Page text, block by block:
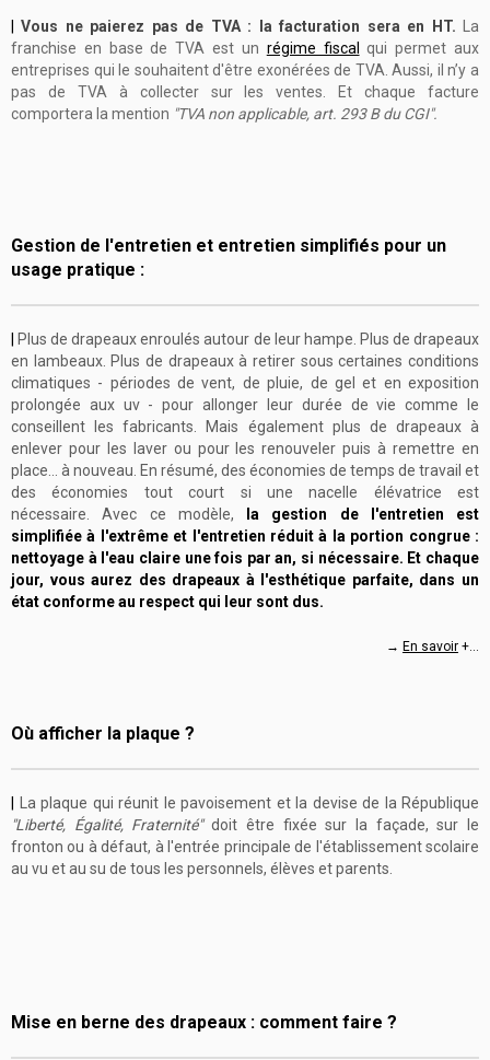
|Vous ne paierez pas de TVA : la facturation sera en HT. La
franchise en base de TVA est un régime fiscal
qui permet aux
entreprises qui le souhaitent d'être exonérées de TVA. Aussi, il n’y a
pas de TVA à collecter sur les ventes. Et chaque facture
comportera la mention "TVA non applicable, art. 293 B du CGI".
Gestion de l'entretien et entretien simplifiés pour un
usage pratique :
Plus de drapeaux enroulés autour de leur hampe. Plus de drapeaux
en lambeaux. Plus de drapeaux à retirer sous certaines conditions
climatiques - périodes de vent, de pluie, de gel et en exposition
prolongée aux uv - pour allonger leur durée de vie comme le
conseillent les fabricants. Mais également plus de drapeaux à
enlever pour les laver ou pour les renouveler puis à remettre en
place... à nouveau. En résumé, des économies de temps de travail et
des économies tout court si une nacelle élévatrice est
nécessaire. Avec ce modèle,
la gestion de l'entretien est
simplifiée à l'extrême et l'entretien réduit à la portion congrue :
nettoyage à l'eau claire une fois par an, si nécessaire. Et chaque
jour, vous aurez des drapeaux à l'esthétique parfaite, dans un
état conforme au respect qui leur sont dus.
→ En savoir +...
Où afficher la plaque ?
La plaque qui réunit le pavoisement et la devise de la République
"Liberté, Égalité, Fraternité"doit être fixée sur la façade, sur le
fronton ou à défaut, à l'entrée principale de l'établissement scolaire
au vu et au su de tous les personnels, élèves et parents.
Mise en berne des drapeaux : comment faire ?